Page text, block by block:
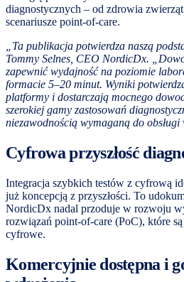
diagnostycznych – od zdrowia
scenariusze point-of-care.
„Ta publikacja potwierdza naszą
Tommy Selnes, CEO NordicDx.
zapewnić wydajność na poziomie
formacie 5–20 minut. Wyniki
platformy i dostarczają mocnego
szerokiej gamy zastosowań
niezawodnością wymaganą do
Cyfrowa przyszłość
Integracja szybkich testów z cyfrową
już koncepcją z przyszłości. To
NordicDx nadal przoduje w rozwoju
rozwiązań point-of-care (PoC), które są
cyfrowe.
Komercyjnie dostępna i